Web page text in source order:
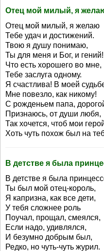
Отец мой милый, я
Отец мой милый, я желаю
Тебе удач и достижений.
Твою я душу понимаю,
Ты для меня и Бог, и гений!
Что есть хорошего во мне,
Тебе заслуга одному.
Я счастлива! В моей
Мне повезло, как никому!
С рожденьем папа,
Признаюсь, от души любя,
Так хочется, чтоб мои
Хоть чуть похож был на
В детстве я была
В детстве я была
Ты был мой отец-король,
Я капризна, как все дети,
У тебя сложнее роль
Поучал, прощал, смеялся,
Если надо, удивлялся,
И безумно добрым был,
Редко, но чуть-чуть журил.